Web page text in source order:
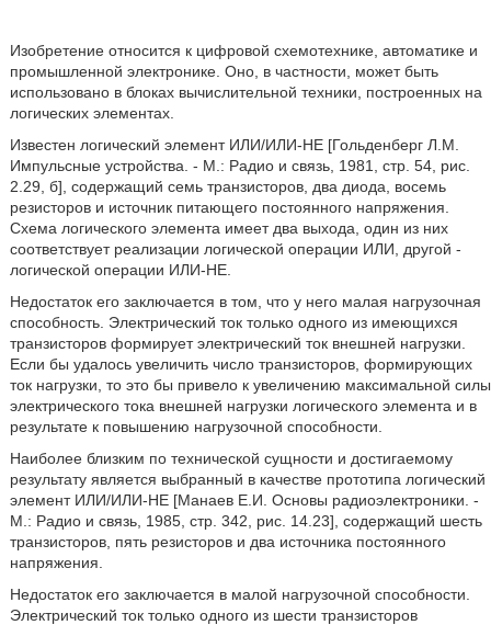
Изобретение относится к цифровой схемотехнике, автоматике и
промышленной электронике. Оно, в частности, может быть
использовано в блоках вычислительной техники, построенных на
логических элементах.
Известен логический элемент ИЛИ/ИЛИ-НЕ [Гольденберг Л.М.
Импульсные устройства. - М.: Радио и связь, 1981, стр. 54, рис.
2.29, б], содержащий семь транзисторов, два диода, восемь
резисторов и источник питающего постоянного напряжения.
Схема логического элемента имеет два выхода, один из них
соответствует реализации логической операции ИЛИ, другой -
логической операции ИЛИ-НЕ.
Недостаток его заключается в том, что у него малая нагрузочная
способность. Электрический ток только одного из имеющихся
транзисторов формирует электрический ток внешней нагрузки.
Если бы удалось увеличить число транзисторов, формирующих
ток нагрузки, то это бы привело к увеличению максимальной силы
электрического тока внешней нагрузки логического элемента и в
результате к повышению нагрузочной способности.
Наиболее близким по технической сущности и достигаемому
результату является выбранный в качестве прототипа логический
элемент ИЛИ/ИЛИ-НЕ [Манаев Е.И. Основы радиоэлектроники. -
М.: Радио и связь, 1985, стр. 342, рис. 14.23], содержащий шесть
транзисторов, пять резисторов и два источника постоянного
напряжения.
Недостаток его заключается в малой нагрузочной способности.
Электрический ток только одного из шести транзисторов